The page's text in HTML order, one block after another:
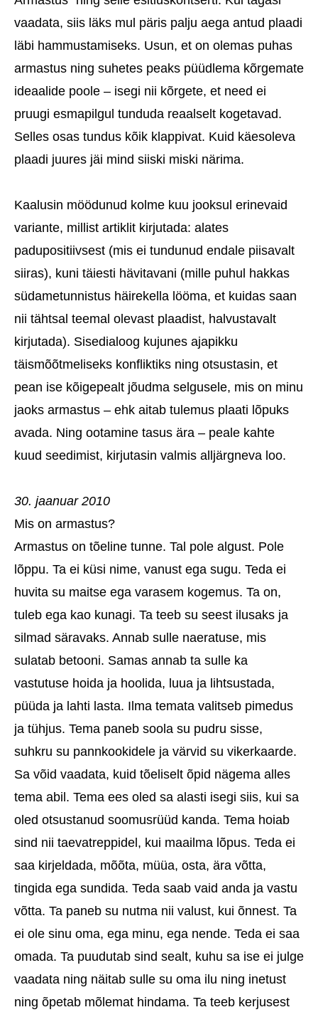
vaadata, siis läks mul päris palju aega antud plaadi
läbi hammustamiseks. Usun, et on olemas puhas
armastus ning suhetes peaks püüdlema kõrgemate
ideaalide poole – isegi nii kõrgete, et need ei
pruugi esmapilgul tunduda reaalselt kogetavad.
Selles osas tundus kõik klappivat. Kuid käesoleva
plaadi juures jäi mind siiski miski närima.
Kaalusin möödunud kolme kuu jooksul erinevaid
variante, millist artiklit kirjutada: alates
padupositiivsest (mis ei tundunud endale piisavalt
siiras), kuni täiesti hävitavani (mille puhul hakkas
südametunnistus häirekella lööma, et kuidas saan
nii tähtsal teemal olevast plaadist, halvustavalt
kirjutada). Sisedialoog kujunes ajapikku
täismõõtmeliseks konfliktiks ning otsustasin, et
pean ise kõigepealt jõudma selgusele, mis on minu
jaoks armastus – ehk aitab tulemus plaati lõpuks
avada. Ning ootamine tasus ära – peale kahte
kuud seedimist, kirjutasin valmis alljärgneva loo.
30. jaanuar 2010
Mis on armastus?
Armastus on tõeline tunne. Tal pole algust. Pole
lõppu. Ta ei küsi nime, vanust ega sugu. Teda ei
huvita su maitse ega varasem kogemus. Ta on,
tuleb ega kao kunagi. Ta teeb su seest ilusaks ja
silmad säravaks. Annab sulle naeratuse, mis
sulatab betooni. Samas annab ta sulle ka
vastutuse hoida ja hoolida, luua ja lihtsustada,
püüda ja lahti lasta. Ilma temata valitseb pimedus
ja tühjus. Tema paneb soola su pudru sisse,
suhkru su pannkookidele ja värvid su vikerkaarde.
Sa võid vaadata, kuid tõeliselt õpid nägema alles
tema abil. Tema ees oled sa alasti isegi siis, kui sa
oled otsustanud soomusrüüd kanda. Tema hoiab
sind nii taevatreppidel, kui maailma lõpus. Teda ei
saa kirjeldada, mõõta, müüa, osta, ära võtta,
tingida ega sundida. Teda saab vaid anda ja vastu
võtta. Ta paneb su nutma nii valust, kui õnnest. Ta
ei ole sinu oma, ega minu, ega nende. Teda ei saa
omada. Ta puudutab sind sealt, kuhu sa ise ei julge
vaadata ning näitab sulle su oma ilu ning inetust
ning õpetab mõlemat hindama. Ta teeb kerjusest